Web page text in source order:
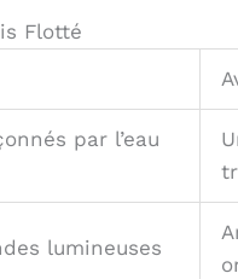
Flotté
par l’eau
lumineuses